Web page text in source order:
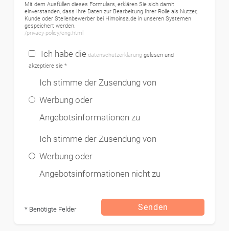
Mit dem Ausfüllen dieses Formulars, erklären Sie sich damit
einverstanden, dass Ihre Daten zur Bearbeitung Ihrer Rolle als Nutzer,
Kunde oder Stellenbewerber bei Himoinsa.de in unseren Systemen
gespeichert werden.
/privacy-policy/eng.html
Ich habe die datenschutzerklärung gelesen und
akzeptiere sie *
Ich stimme der Zusendung von
Werbung oder
Angebotsinformationen zu
Ich stimme der Zusendung von
Werbung oder
Angebotsinformationen nicht zu
* Benötigte Felder Senden